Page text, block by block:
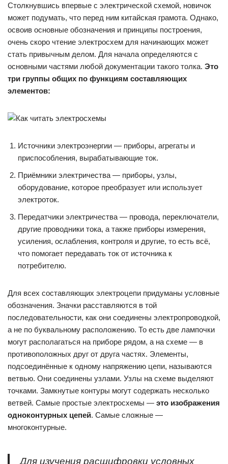
Столкнувшись впервые с электрической схемой, новичок
может подумать, что перед ним китайская грамота. Однако,
освоив основные обозначения и принципы построения,
очень скоро чтение электросхем для начинающих может
стать привычным делом. Для начала определяются с
основными частями любой документации такого толка. Это
три группы общих по функциям составляющих
элементов:
Источники электроэнергии — приборы, агрегаты и
приспособления, вырабатывающие ток.
Приёмники электричества — приборы, узлы,
оборудование, которое преобразует или использует
электроток.
Передатчики электричества — провода, переключатели,
другие проводники тока, а также приборы измерения,
усиления, ослабления, контроля и другие, то есть всё,
что помогает передавать ток от источника к
потребителю.
Для всех составляющих электроцепи придуманы условные
обозначения. Значки расставляются в той
последовательности, как они соединены электропроводкой,
а не по буквальному расположению. То есть две лампочки
могут располагаться на приборе рядом, а на схеме — в
противоположных друг от друга частях. Элементы,
подсоединённые к одному напряжению цепи, называются
ветвью. Они соединены узлами. Узлы на схеме выделяют
точками. Замкнутые контуры могут содержать несколько
ветвей. Самые простые электросхемы — это изображения
одноконтурных цепей. Самые сложные —
многоконтурные.
Для изучения расшифровки условных